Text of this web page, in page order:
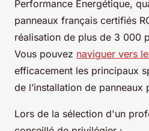
Performance Énergétique,
panneaux français certifiés
réalisation de plus de 3 000
Vous pouvez naviguer vers
efficacement les principaux
de l’installation de panneaux
Lors de la sélection d'un